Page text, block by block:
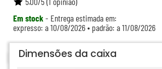
Em stock- Entrega estimada em:
expresso: a 10/08/2026 • padrão: a 11/08/2026
Dimensões da caixa